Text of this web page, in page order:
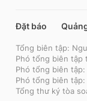
Đặt báo
Tổng biên tập:
Phó tổng biên tập
Phó tổng biên tập:
Phó tổng biên
Tổng thư ký tòa